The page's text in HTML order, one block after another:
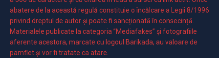
abatere de la această regulă constituie o încălcare a Legii 8/1996
privind dreptul de autor și poate fi sancționată în consecință.
Materialele publicate la categoria ”Mediafakes” și fotografiile
aferente acestora, marcate cu logoul Barikada, au valoare de
pamflet și vor fi tratate ca atare.